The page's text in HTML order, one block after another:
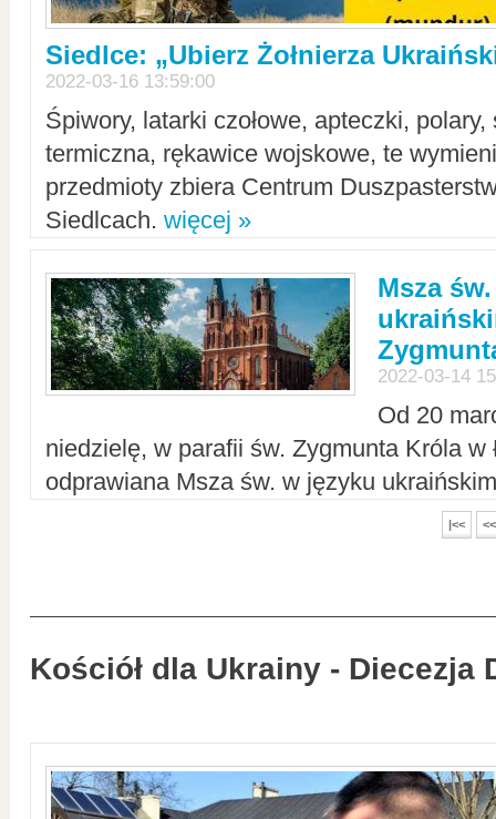
Siedlce: „Ubierz Żołnierza
2022-03-16 13:59:00
Śpiwory, latarki czołowe, apteczki,
termiczna, rękawice wojskowe, te
przedmioty zbiera Centrum
Siedlcach. więcej »
Msza
2022-03-14
Od 20
niedzielę, w parafii św. Zygmunta Króla w
odprawiana Msza św. w języku
|<< <<
Kościół dla Ukrainy - Diecezja